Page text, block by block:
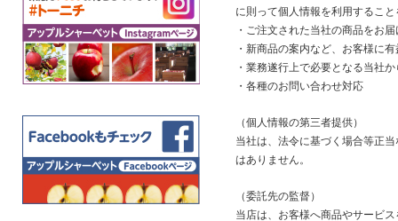
に則って個人情報を利用するこ
・ご注文された当社の商品をお
・新商品の案内など、お客様に
・業務遂行上で必要となる当社
・各種のお問い合わせ対応
（個人情報の第三者提供）
当社は、法令に基づく場合等正
はありません。
（委託先の監督）
当店は、お客様へ商品やサービ